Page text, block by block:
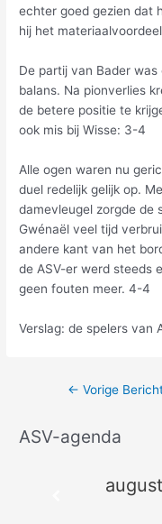
echter goed gezien dat
hij het
De partij van Bader
balans. Na pionverlies
de betere positie te
ook mis bij Wisse: 3-4
Alle ogen waren nu
duel redelijk gelijk op.
damevleugel zorgde de
Gwénaël veel tijd
andere kant van het
de ASV-er werd steeds
geen fouten meer. 4-4
Verslag: de spelers van
← Vorige
ASV-agenda
A